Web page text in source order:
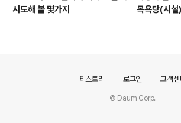
시도해 볼 몇가지
목욕탕(시설
티스토리 로그인 고객센
© Daum Corp.